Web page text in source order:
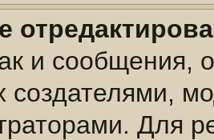
и сообщения,
создателями,
Для